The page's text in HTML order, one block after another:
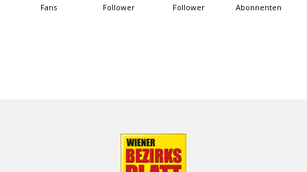
Fans Follower Follower Abonnenten